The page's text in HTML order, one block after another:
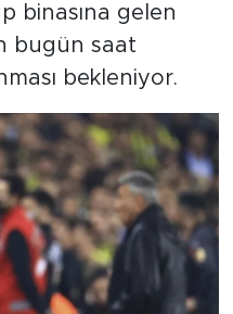
binasına gelen
bugün saat
bekleniyor.